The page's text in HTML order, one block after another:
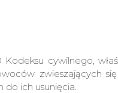
Kodeksu cywilnego,
zwieszających
ich usunięcia.